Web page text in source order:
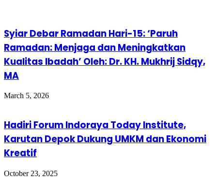
Syiar Debar Ramadan Hari-15: ‘Paruh
Ramadan: Menjaga dan Meningkatkan
Kualitas Ibadah’ Oleh: Dr. KH. Mukhrij Sidqy,
MA
March 5, 2026
Hadiri Forum Indoraya Today Institute,
Karutan Depok Dukung UMKM dan Ekonomi
Kreatif
October 23, 2025